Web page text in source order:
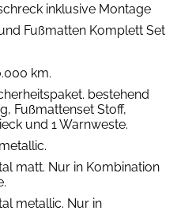
inklusive Montage
Fußmatten Komplett Set
km.
bestehend
Fußmattenset Stoff,
und 1 Warnweste.
matt. Nur in Kombination
metallic. Nur in